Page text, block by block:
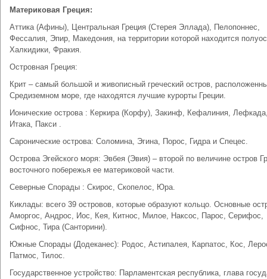
Материковая Греция:
Аттика (Афины), Центральная Греция (Стерея Эллада), Пелопоннес,
Фессалия, Эпир, Македония, на территории которой находится
Халкидики, Фракия.
Островная Греция:
Крит – самый большой и живописный греческий остров,
Средиземном море, где находятся лучшие курорты Греции.
Ионические острова : Керкира (Корфу), Закинф, Кефалиния,
Итака, Пакси .
Саронические острова: Соломина, Эгина, Порос, Гидра и Спецес.
Острова Эгейского моря: Эвбея (Эвия) – второй по величине остров
восточного побережья ее материковой части.
Северные Спорады : Скирос, Скопелос, Юра.
Киклады: всего 39 островов, которые образуют кольцо. Основные
Аморгос, Андрос, Иос, Кея, Китнос, Милое, Наксос, Парос, Серифос,
Сифнос, Тира (Санторини).
Южные Спорады (Додеканес): Родос, Астипалея, Карпатос, Кос,
Патмос, Тилос.
Государственное устройство: Парламентская республика, глава